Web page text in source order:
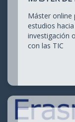
Máster online
estudios
investigación
con las TIC